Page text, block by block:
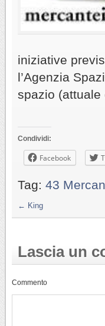
iniziative
l’Agenzia
spazio (attuale
Condividi:
Facebook
Tag: 43
← King
Lascia un
Commento